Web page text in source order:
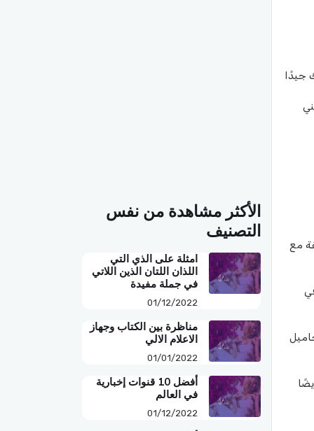
جيدًا
مع
الأكثر مشاهدة من نفس
التصنيف
امثلة على الذي التي
اللذان اللتان الذين اللاتي
في جملة مفيدة
01/12/2022
مناظرة بين الكتاب وجهاز
الاعلام الالي
01/01/2022
أفضل 10 قنوات إخبارية
في العالم
01/12/2022